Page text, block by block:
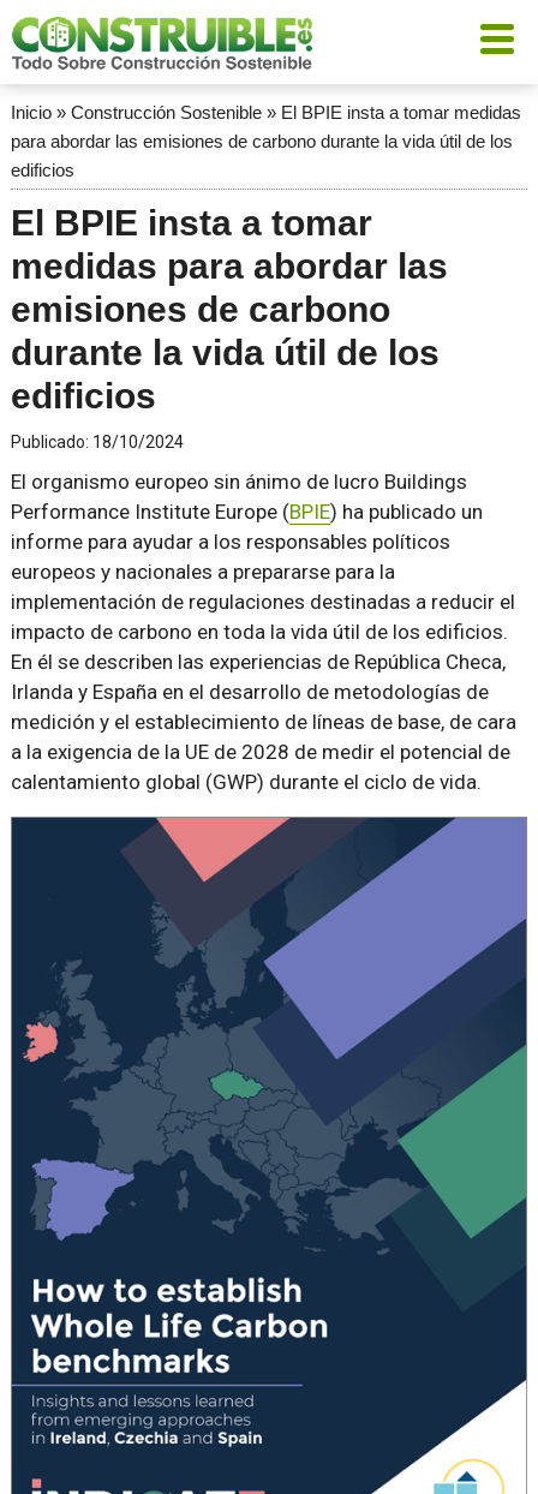
Inicio» Construcción Sostenible» El BPIE insta a tomar medidas
para abordar las emisiones de carbono durante la vida útil de los
edificios
El BPIE insta a tomar
medidas para abordar las
emisiones de carbono
durante la vida útil de los
edificios
Publicado: 18/10/2024
El organismo europeo sin ánimo de lucro Buildings
Performance Institute Europe (BPIE) ha publicado un
informe para ayudar a los responsables políticos
europeos y nacionales a prepararse para la
implementación de regulaciones destinadas a reducir el
impacto de carbono en toda la vida útil de los edificios.
En él se describen las experiencias de República Checa,
Irlanda y España en el desarrollo de metodologías de
medición y el establecimiento de líneas de base, de cara
a la exigencia de la UE de 2028 de medir el potencial de
calentamiento global (GWP) durante el ciclo de vida.